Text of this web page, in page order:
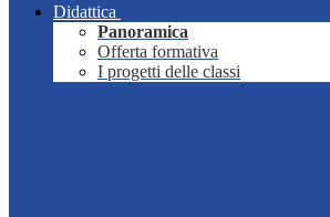
Didattica
Panoramica
Offerta formativa
I progetti delle classi